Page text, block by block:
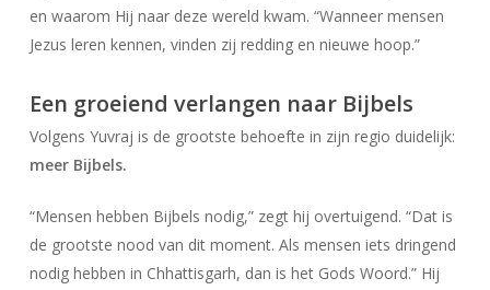
en waarom Hij naar deze wereld kwam. “Wanneer mensen
Jezus leren kennen, vinden zij redding en nieuwe hoop.”
Een groeiend verlangen naar Bijbels
Volgens Yuvraj is de grootste behoefte in zijn regio duidelijk:
meer Bijbels.
“Mensen hebben Bijbels nodig,” zegt hij overtuigend. “Dat is
de grootste nood van dit moment. Als mensen iets dringend
nodig hebben in Chhattisgarh, dan is het Gods Woord.” Hij